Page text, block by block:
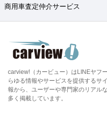
商用車査定仲介サービス
carview!（カービュー）はLINEヤフ
らゆる情報やサービスを提供するサ
報から、ユーザーや専門家のリアル
多く掲載しています。